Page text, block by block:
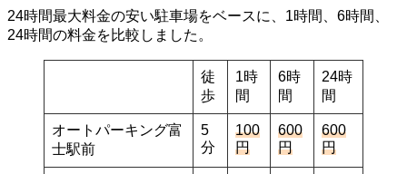
24時間最大料金の安い駐車場をベースに、1時間、6時間、
24時間の料金を比較しました。
徒
歩
1時
間
6時
間
24時
間
オートパーキング富
士駅前
5
分
100
円
600
円
600
円